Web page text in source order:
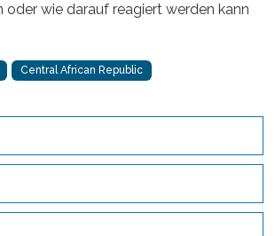
oder wie darauf reagiert werden kann
Central African Republic